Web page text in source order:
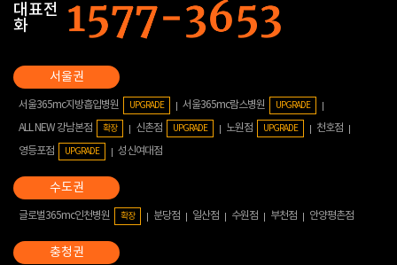
대표전
화
서울365mc지방흡입병원 UPGRADE 서울365mc람스병원 UPGRADE
ALL NEW 강남본점 확장 신촌점 UPGRADE 노원점 UPGRADE
천호점
영등포점
UPGRADE 성신여대점
글로벌365mc인천병원 확장 분당점 일산점 수원점 부천점 안양평촌점